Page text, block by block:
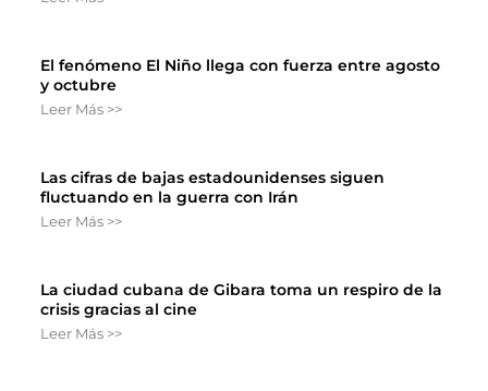
El fenómeno El Niño llega con fuerza entre agosto
y octubre
Leer Más >>
Las cifras de bajas estadounidenses siguen
fluctuando en la guerra con Irán
Leer Más >>
La ciudad cubana de Gibara toma un respiro de la
crisis gracias al cine
Leer Más >>